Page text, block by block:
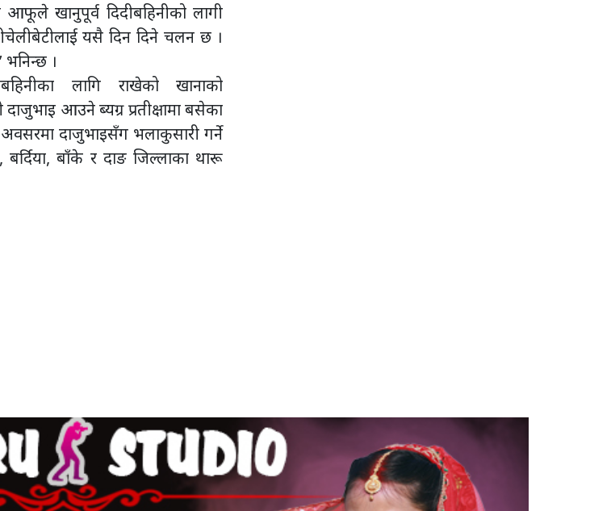
आफूले खानुपूर्व दिदीबहिनीको लागी
यसै दिन दिने चलन छ ।
।
लागि राखेको खानाको
आउने ब्यग्र प्रतीक्षामा बसेका
दाजुभाइसँग भलाकुसारी गर्ने
बाँके र दाङ जिल्लाका थारू